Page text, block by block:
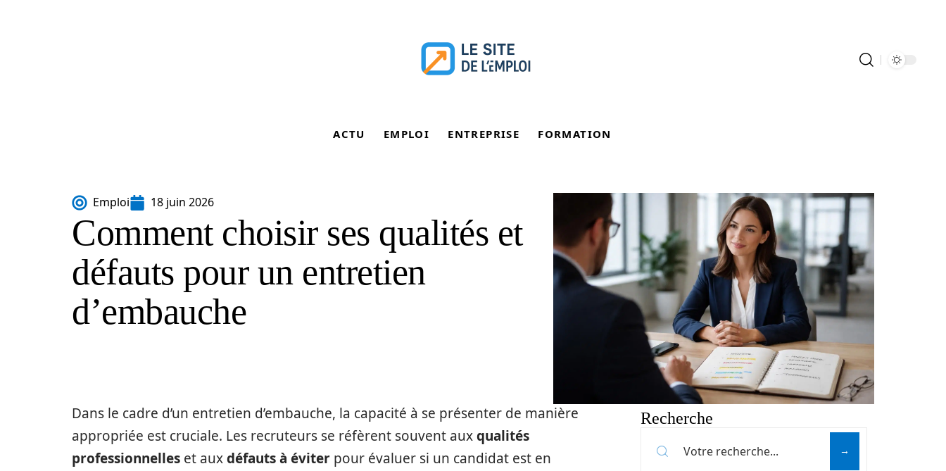
ACTU EMPLOI ENTREPRISE FORMATION
Emploi 18 juin 2026
Comment choisir ses qualités et
défauts pour un entretien
d’embauche
Dans le cadre d’un entretien d’embauche, la capacité à se présenter de manière
appropriée est cruciale. Les recruteurs se réfèrent souvent auxqualités
professionnelles et auxdéfauts à éviter pour évaluer si un candidat est en
Recherche